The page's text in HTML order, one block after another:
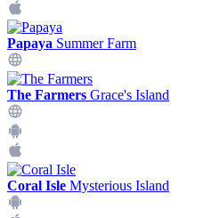
Papaya Summer Farm
The Farmers Grace's Island
Coral Isle Mysterious Island